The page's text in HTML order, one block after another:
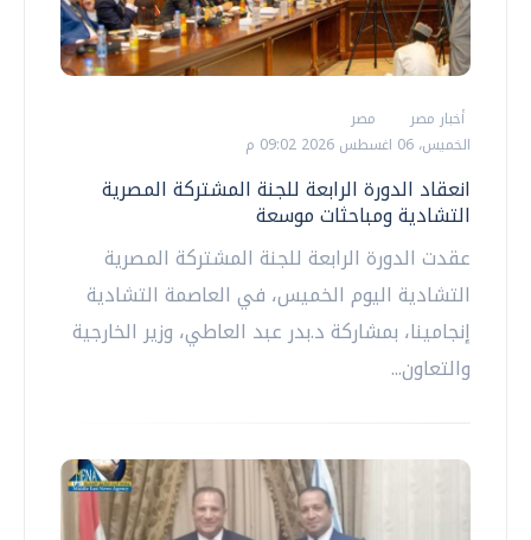
أخبار مصر
مصر
الخميس، 06 اغسطس 2026 09:02 م
انعقاد الدورة الرابعة للجنة المشتركة المصرية
التشادية ومباحثات موسعة
عقدت الدورة الرابعة للجنة المشتركة المصرية
التشادية اليوم الخميس، في العاصمة التشادية
إنجامينا، بمشاركة د.بدر عبد العاطي، وزير الخارجية
والتعاون...